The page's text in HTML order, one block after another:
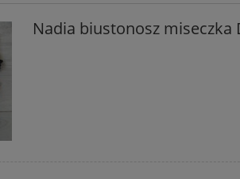
Nadia biustonosz miseczka